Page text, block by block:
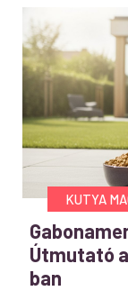
KUTYA
Útmutató
ban